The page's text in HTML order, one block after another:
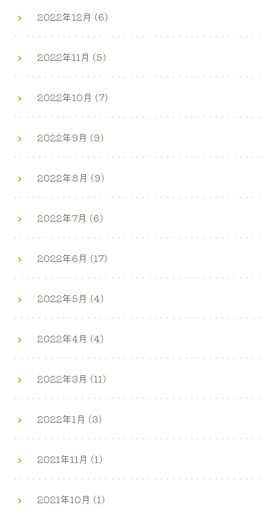
2022年12月 (6)
2022年11月 (5)
2022年10月 (7)
2022年9月 (9)
2022年8月 (9)
2022年7月 (6)
2022年6月 (17)
2022年5月 (4)
2022年4月 (4)
2022年3月 (11)
2022年1月 (3)
2021年11月 (1)
2021年10月 (1)